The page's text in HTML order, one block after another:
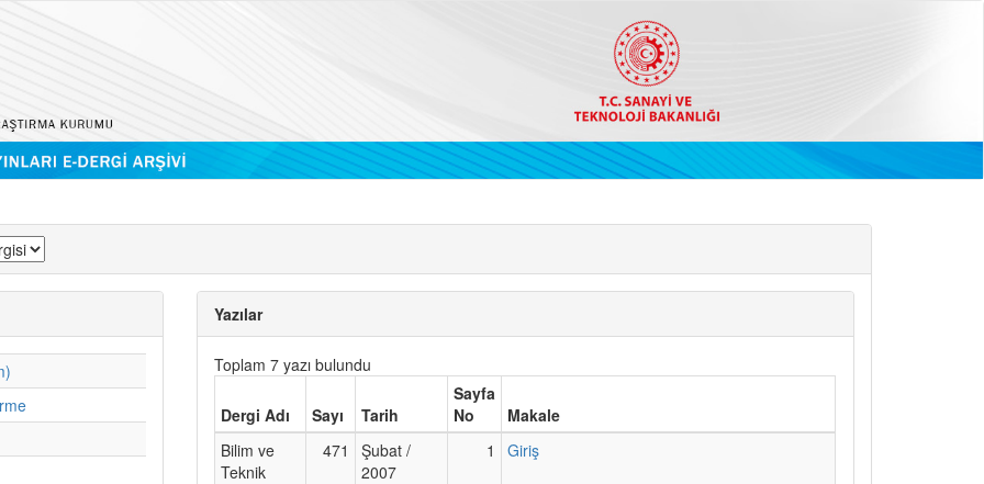
Yazılar
Toplam 7 yazı bulundu
Dergi Adı Sayı Tarih
Sayfa
No
Makale
Bilim ve
Teknik
471
Şubat /
2007
1 Giriş